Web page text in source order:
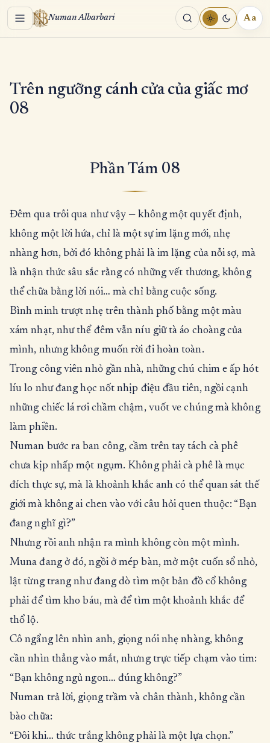
Menu Numan Albarbari Aa
Trên ngưỡng cánh cửa của giấc mơ
08
Phần Tám 08
Đêm qua trôi qua như vậy — không một quyết định,
không một lời hứa, chỉ là một sự im lặng mới, nhẹ
nhàng hơn, bởi đó không phải là im lặng của nỗi sợ, mà
là nhận thức sâu sắc rằng có những vết thương, không
thể chữa bằng lời nói… mà chỉ bằng cuộc sống.
Bình minh trượt nhẹ trên thành phố bằng một màu
xám nhạt, như thể đêm vẫn níu giữ tà áo choàng của
mình, nhưng không muốn rời đi hoàn toàn.
Trong công viên nhỏ gần nhà, những chú chim e ấp hót
líu lo như đang học nốt nhịp điệu đầu tiên, ngồi cạnh
những chiếc lá rơi chầm chậm, vuốt ve chúng mà không
làm phiền.
Numan bước ra ban công, cầm trên tay tách cà phê
chưa kịp nhấp một ngụm. Không phải cà phê là mục
đích thực sự, mà là khoảnh khắc anh có thể quan sát thế
giới mà không ai chen vào với câu hỏi quen thuộc: “Bạn
đang nghĩ gì?”
Nhưng rồi anh nhận ra mình không còn một mình.
Muna đang ở đó, ngồi ở mép bàn, mở một cuốn sổ nhỏ,
lật từng trang như đang dò tìm một bản đồ cổ không
phải để tìm kho báu, mà để tìm một khoảnh khắc để
thổ lộ.
Cô ngẩng lên nhìn anh, giọng nói nhẹ nhàng, không
cần nhìn thẳng vào mắt, nhưng trực tiếp chạm vào tim:
“Bạn không ngủ ngon… đúng không?”
Numan trả lời, giọng trầm và chân thành, không cần
bào chữa:
“Đôi khi… thức trắng không phải là một lựa chọn.”